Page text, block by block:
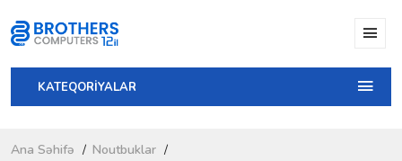
KATEQORİYALAR
Ana Səhifə
Noutbuklar